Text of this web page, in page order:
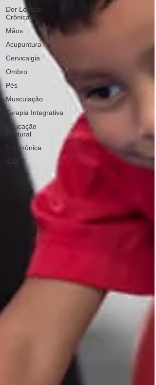
Dor Lombar
Crônica
Mãos
Acupuntura
Cervicalgia
Ombro
Pés
Musculação
Terapia Integrativa
Educação
Postural
Dor crônica